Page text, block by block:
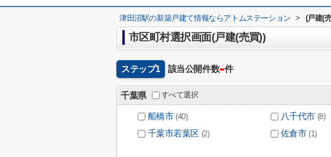
津田沼駅の新築戸建て情報ならアトムステーション > (戸建(
市区町村選択画面(戸建(売買))
ステップ1 該当公開件数-件
千葉県 すべて選択
船橋市 (40) 八千代市 (8)
千葉市若葉区 (2) 佐倉市 (1)